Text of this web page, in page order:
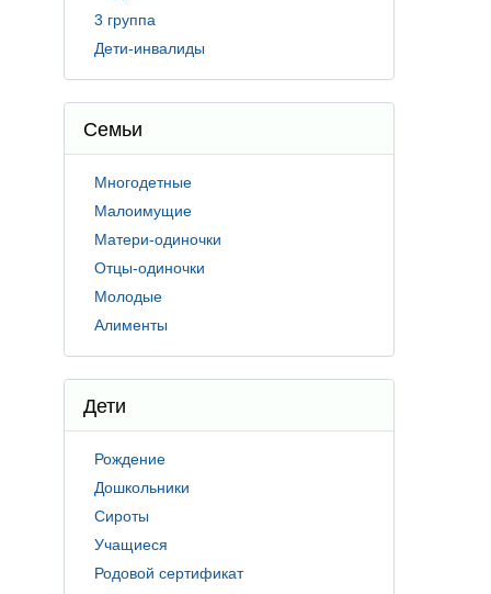
3 группа
Дети-инвалиды
Семьи
Многодетные
Малоимущие
Матери-одиночки
Отцы-одиночки
Молодые
Алименты
Дети
Рождение
Дошкольники
Сироты
Учащиеся
Родовой сертификат